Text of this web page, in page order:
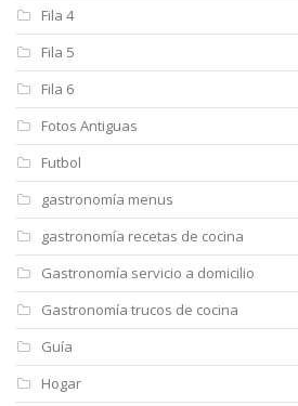
Fila 4
Fila 5
Fila 6
Fotos Antiguas
Futbol
gastronomía menus
gastronomía recetas de cocina
Gastronomía servicio a domicilio
Gastronomía trucos de cocina
Guía
Hogar